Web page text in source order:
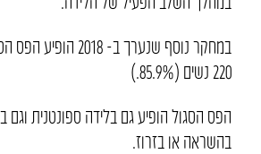
220 נשים (85.9%.)
הפס הסגול הופיע גם בלידה ספונטנית
בהשראה או בזרוז.